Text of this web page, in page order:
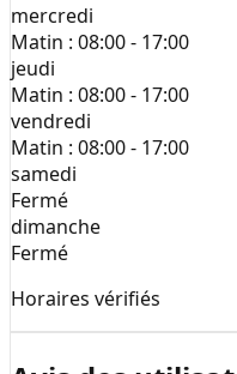
mercredi
Matin : 08:00 - 17:00
jeudi
Matin : 08:00 - 17:00
vendredi
Matin : 08:00 - 17:00
samedi
Fermé
dimanche
Fermé
Horaires vérifiés